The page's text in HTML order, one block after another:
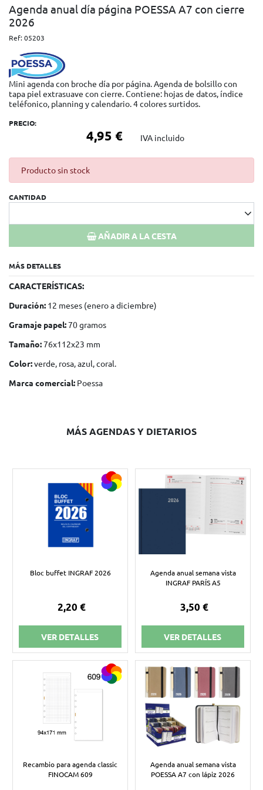
Agenda anual día página POESSA A7 con cierre
2026
Ref:05203
Mini agenda con broche día por página. Agenda de bolsillo con
tapa piel extrasuave con cierre. Contiene: hojas de datos, índice
teléfonico, planning y calendario. 4 colores surtidos.
PRECIO:
4,95 € IVA incluido
Producto sin stock
CANTIDAD
AÑADIR A LA CESTA
MÁS DETALLES
CARACTERÍSTICAS:
Duración: 12 meses (enero a diciembre)
Gramaje papel:70 gramos
Tamaño:76x112x23 mm
Color:verde, rosa, azul, coral.
Marca comercial: Poessa
MÁS AGENDAS Y DIETARIOS
Bloc buffet INGRAF 2026
2,20 €
VER DETALLES
Agenda anual semana vista
INGRAF PARÍS A5
3,50 €
VER DETALLES
Recambio para agenda classic
FINOCAM 609
Agenda anual semana vista
POESSA A7 con lápiz 2026